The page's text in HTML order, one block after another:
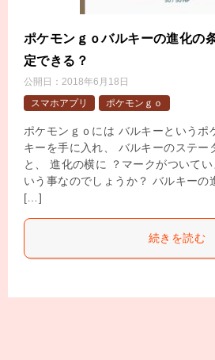
ポケモンｇｏバルキーの進化の
定できる？
公開日： 2018年6月18日
スマホアプリ
ポケモンｇｏ
ポケモンｇｏには バルキーというポ
キーを手に入れ、 バルキーのステー
と、 進化の横に ？マークがついて
いう事なのでしょうか？ バルキーの
[…]
続きを読む